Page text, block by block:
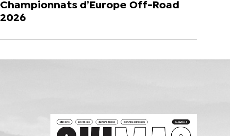
Championnats d’Europe Off-Road
2026